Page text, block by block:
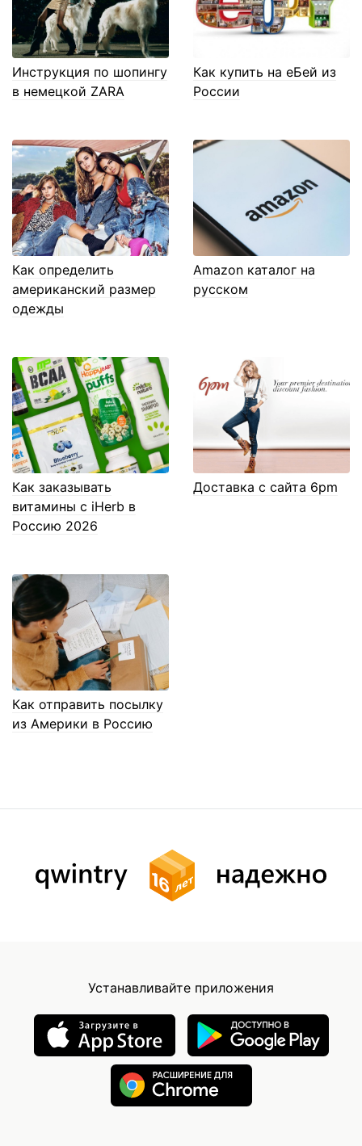
Инструкция по шопингу
в немецкой ZARA
Как купить на еБей из
России
Как определить
американский размер
одежды
Amazon каталог на
русском
Как заказывать
витамины с iHerb в
Россию 2026
Доставка с сайта 6pm
Как отправить посылку
из Америки в Россию
Устанавливайте приложения